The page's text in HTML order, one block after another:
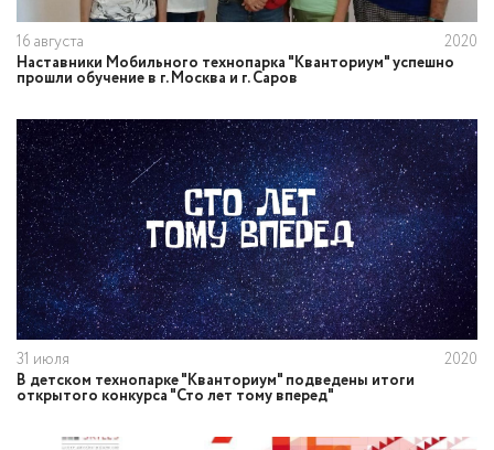
16 августа
2020
Наставники Мобильного технопарка "Кванториум" успешно
прошли обучение в г. Москва и г. Саров
31 июля
2020
В детском технопарке "Кванториум" подведены итоги
открытого конкурса "Сто лет тому вперед"